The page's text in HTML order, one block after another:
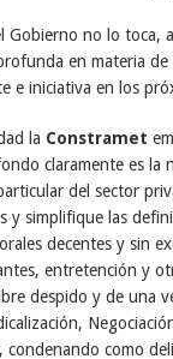
Gobierno no lo toca,
en materia de
e iniciativa en los
la Constramet
claramente es la
del sector
y simplifique las
decentes y sin
entretención y
despido y de una
condenando como